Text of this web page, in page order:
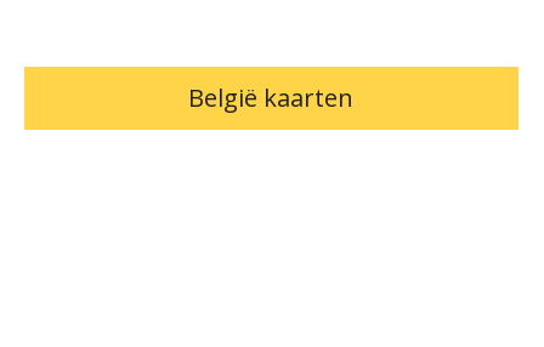
België kaarten